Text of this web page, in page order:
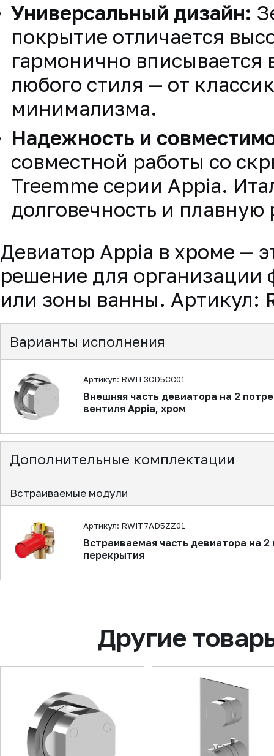
Универсальный дизайн:
покрытие отличается
гармонично
любого стиля — от
минимализма.
Надежность и
совместной работы со
Treemme серии Appia.
долговечность и
Девиатор Appia в хроме —
решение для
или зоны ванны. Артикул:
Варианты исполнения
Артикул: RWIT3CD5CC01
Внешняя часть девиатора на 2
вентиля Appia, хром
Дополнительные комплектации
Встраиваемые модули
Артикул: RWIT7AD5ZZ01
Встраиваемая часть девиатора на 2
перекрытия
Другие